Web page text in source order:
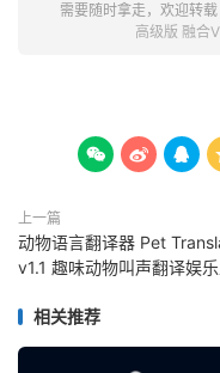
需要随时拿走，欢迎转载
高级版 融合
  
上一篇
动物语言翻译器 Pet
v1.1 趣味动物叫声翻译娱
相关推荐